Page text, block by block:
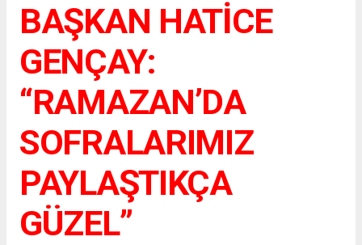
BAŞKAN HATİCE
GENÇAY:
“RAMAZAN’DA
SOFRALARIMIZ
PAYLAŞTIKÇA
GÜZEL”